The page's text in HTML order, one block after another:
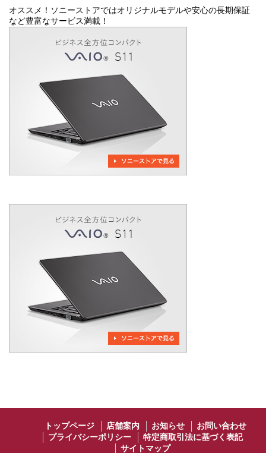
オススメ！ソニーストアではオリジナルモデルや安心の長期保証
など豊富なサービス満載！
トップページ 店舗案内 お知らせ
お問い合わせ
プライバシーポリシー
特定商取引法に基づく表記
サイトマップ